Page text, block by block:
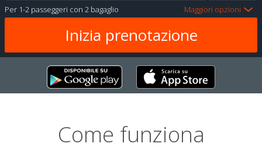
Per 1-2 passeggeri con 2 bagaglio Maggiori opzioni
Come funziona